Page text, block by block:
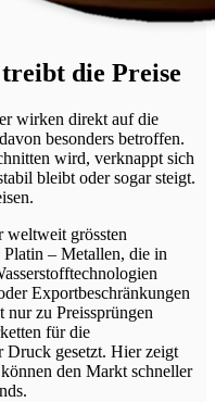
die Preise
wirken direkt auf die
besonders betroffen.
wird, verknappt sich
bleibt oder sogar steigt.
weltweit grössten
– Metallen, die in
Exportbeschränkungen
nur zu Preissprüngen
für die
Druck gesetzt. Hier zeigt
den Markt schneller